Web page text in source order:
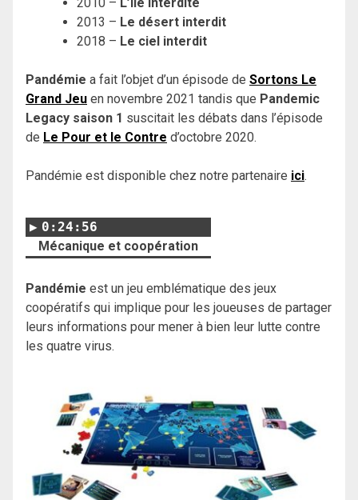
2013 – Le désert interdit
2018 – Le ciel interdit
Pandémie a fait l’objet d’un épisode de Sortons Le
Grand Jeu en novembre 2021 tandis que Pandemic
Legacy saison 1 suscitait les débats dans l’épisode
de Le Pour et le Contre d’octobre 2020.
Pandémie est disponible chez notre partenaire ici.
0:24:56
Mécanique et coopération
Pandémie est un jeu emblématique des jeux
coopératifs qui implique pour les joueuses de partager
leurs informations pour mener à bien leur lutte contre
les quatre virus.